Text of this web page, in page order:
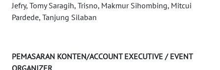
Jefry, Tomy Saragih, Trisno, Makmur Sihombing, Mitcui
Pardede, Tanjung Silaban
PEMASARAN KONTEN/ACCOUNT EXECUTIVE / EVENT
ORGANIZER
WN
WN
JATENG